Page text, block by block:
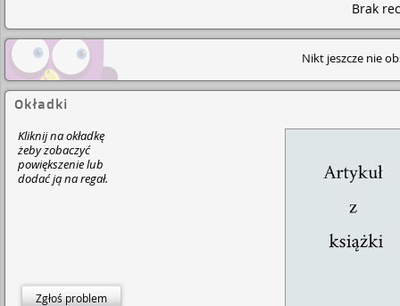
Brak
Nikt jeszcze nie
Okładki
Kliknij na okładkę
żeby zobaczyć
powiększenie lub
dodać ją na regał.
Zgłoś problem